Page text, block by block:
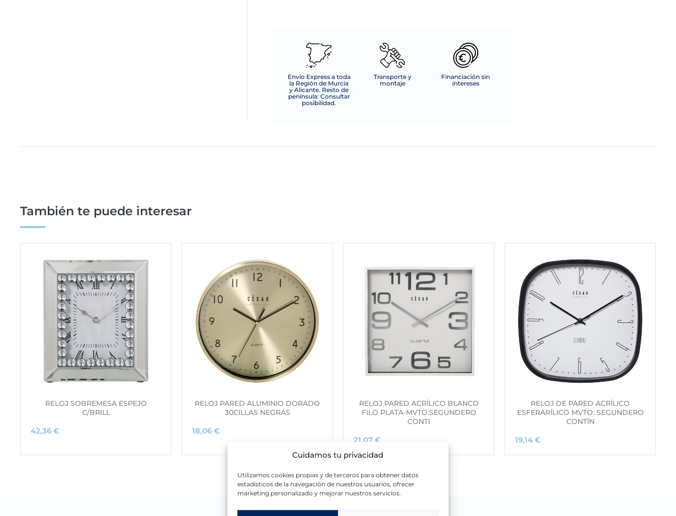
Cuidamos tu privacidad
Utilizamos cookies propias y de terceros para obtener datos
estadísticos de la navegación de nuestros usuarios, ofrecer
marketing personalizado y mejorar nuestros servicios.
Envío Express a toda
la Región de Murcia
y Alicante. Resto de
península: Consultar
posibilidad.
Transporte y
montaje
Financiación sin
intereses
También te puede interesar
RELOJ SOBREMESA ESPEJO
C/BRILL
42,36 €
RELOJ PARED ALUMINIO DORADO
30CILLAS NEGRAS
18,06 €
RELOJ PARED ACRÍLICO BLANCO
FILO PLATA-MVTO.SEGUNDERO
CONTI
21,07 €
RELOJ DE PARED ACRÍLICO
ESFERARÍLICO MVTO. SEGUNDERO
CONTÍN
19,14 €